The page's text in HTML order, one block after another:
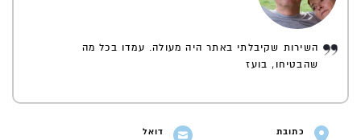
השירות שקיבלתי באתר היה מעולה. עמדו בכל מה
שהבטיחו, בועז
כתובת דואל